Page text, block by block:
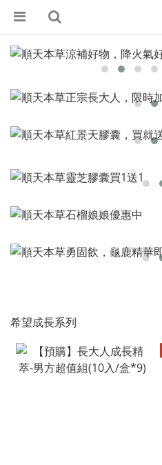
希望成長系列